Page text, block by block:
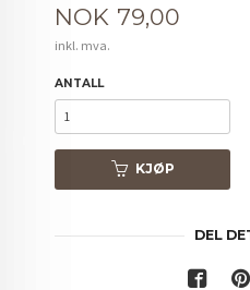
Pris
NOK 79,00
inkl. mva.
ANTALL
KJØP
DEL